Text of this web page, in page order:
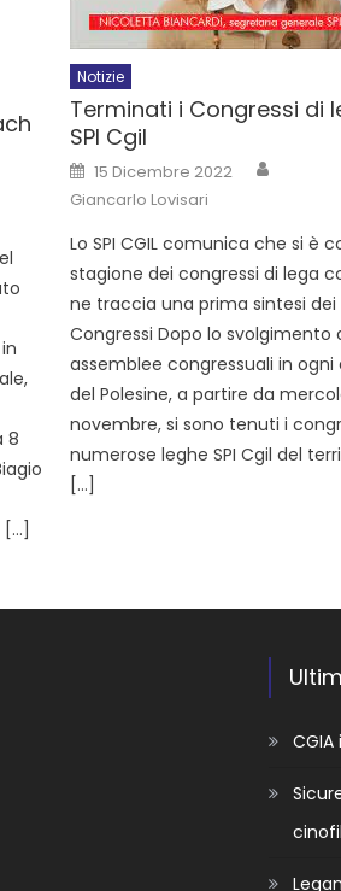
8
Notizie
Terminati i Congressi di
SPI Cgil
15 Dicembre 2022
Giancarlo Lovisari
Lo SPI CGIL comunica che si è
stagione dei congressi di lega
ne traccia una prima sintesi dei
Congressi Dopo lo svolgimento
assemblee congressuali in
del Polesine, a partire da
novembre, si sono tenuti i
numerose leghe SPI Cgil del
[…]